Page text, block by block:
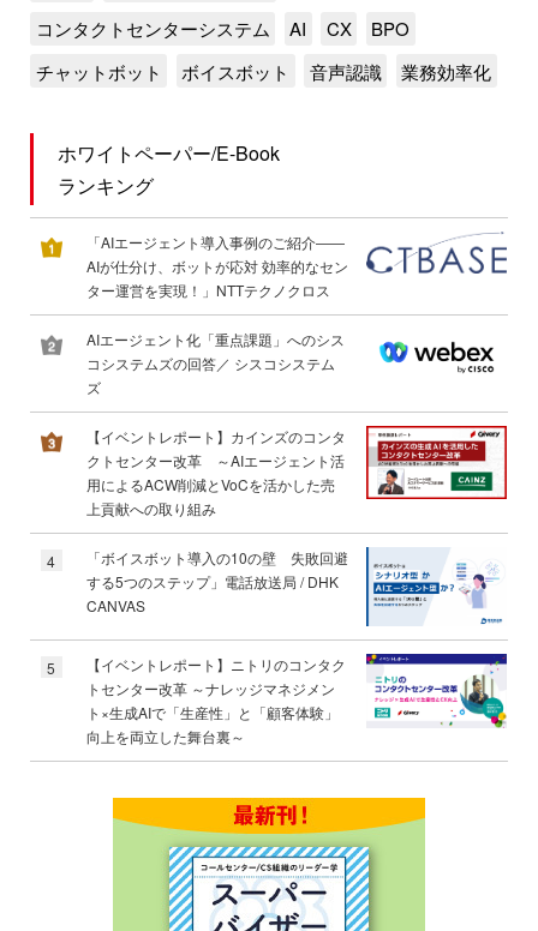
コンタクトセンターシステム
AI CX
BPO
チャットボット
ボイスボット 音声認識 業務効率化
ホワイトペーパー/E-Book
ランキング
「AIエージェント導入事例のご紹介――
AIが仕分け、ボットが応対 効率的なセン
ター運営を実現！」NTTテクノクロス
AIエージェント化「重点課題」へのシス
コシステムズの回答／ シスコシステム
ズ
【イベントレポート】カインズのコンタ
クトセンター改革 ～AIエージェント活
用によるACW削減とVoCを活かした売
上貢献への取り組み
4
「ボイスボット導入の10の壁 失敗回避
する5つのステップ」電話放送局 / DHK
CANVAS
5
【イベントレポート】ニトリのコンタク
トセンター改革 ～ナレッジマネジメン
ト×生成AIで「生産性」と「顧客体験」
向上を両立した舞台裏～